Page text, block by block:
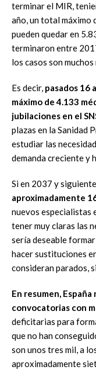
terminar el MIR,
año, un total máximo
pueden quedar en
terminaron entre
los casos son
Es decir, pasados 16
máximo de 4.133
jubilaciones en el
plazas en la Sanidad
estudiar las
demanda creciente y
Si en 2037 y
aproximadamente
nuevos especialistas
tener muy claras las
sería deseable
hacer sustituciones
consideran parados,
En resumen,
convocatorias con
deficitarias para
que no han
son unos tres mil, a
aproximadamente